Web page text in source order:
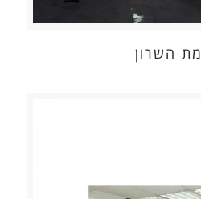
השרון